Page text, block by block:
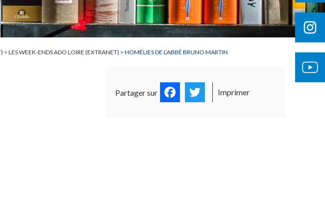
> LES WEEK-ENDS ADO LOIRE (EXTRANET) > HOMÉLIES DE L’ABBÉ BRUNO MARTIN
Partager sur FacebookTwitter
Imprimer